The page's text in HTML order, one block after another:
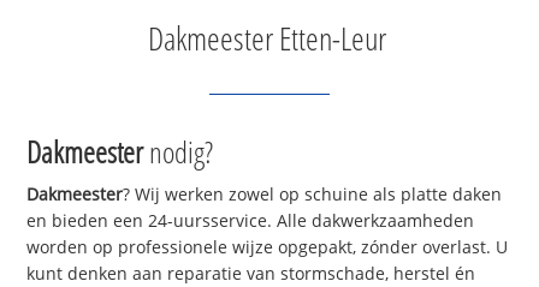
Dakmeester Etten-Leur
Dakmeesternodig?
Dakmeester? Wij werken zowel op schuine als platte daken
en bieden een 24-uursservice. Alle dakwerkzaamheden
worden op professionele wijze opgepakt, zónder overlast. U
kunt denken aan reparatie van stormschade, herstel én